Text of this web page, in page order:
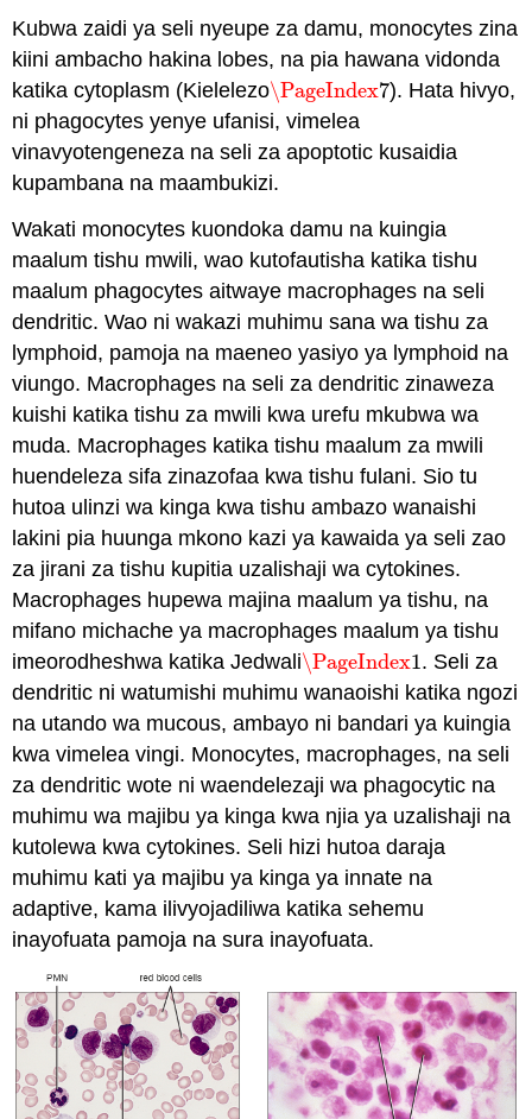
Kubwa zaidi ya seli nyeupe za damu, monocytes zina
kiini ambacho hakina lobes, na pia hawana vidonda
katika cytoplasm (Kielelezo\PageIndex7
\PageIndex7). Hata hivyo,
ni phagocytes yenye ufanisi, vimelea
vinavyotengeneza na seli za apoptotic kusaidia
kupambana na maambukizi.
Wakati monocytes kuondoka damu na kuingia
maalum tishu mwili, wao kutofautisha katika tishu
maalum phagocytes aitwaye macrophages na seli
dendritic. Wao ni wakazi muhimu sana wa tishu za
lymphoid, pamoja na maeneo yasiyo ya lymphoid na
viungo. Macrophages na seli za dendritic zinaweza
kuishi katika tishu za mwili kwa urefu mkubwa wa
muda. Macrophages katika tishu maalum za mwili
huendeleza sifa zinazofaa kwa tishu fulani. Sio tu
hutoa ulinzi wa kinga kwa tishu ambazo wanaishi
lakini pia huunga mkono kazi ya kawaida ya seli zao
za jirani za tishu kupitia uzalishaji wa cytokines.
Macrophages hupewa majina maalum ya tishu, na
mifano michache ya macrophages maalum ya tishu
imeorodheshwa katika Jedwali\PageIndex1
\PageIndex1. Seli za
dendritic ni watumishi muhimu wanaoishi katika ngozi
na utando wa mucous, ambayo ni bandari ya kuingia
kwa vimelea vingi. Monocytes, macrophages, na seli
za dendritic wote ni waendelezaji wa phagocytic na
muhimu wa majibu ya kinga kwa njia ya uzalishaji na
kutolewa kwa cytokines. Seli hizi hutoa daraja
muhimu kati ya majibu ya kinga ya innate na
adaptive, kama ilivyojadiliwa katika sehemu
inayofuata pamoja na sura inayofuata.